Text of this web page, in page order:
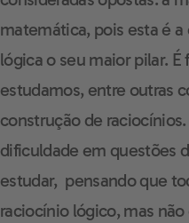
matemática, pois esta é
lógica o seu maior pilar. É
estudamos, entre outras
construção de raciocínios.
dificuldade em questões
estudar, pensando que
raciocínio lógico, mas